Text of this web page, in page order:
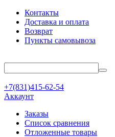
Контакты
Доставка и оплата
Возврат
Пункты самовывоза
+7(831)415-62-54
Аккаунт
Заказы
Список сравнения
Отложенные товары